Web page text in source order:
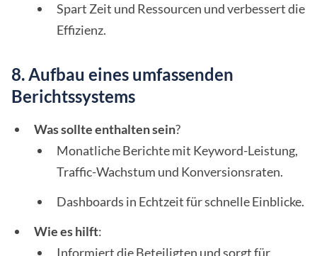
Spart Zeit und Ressourcen und verbessert die
Effizienz.
8. Aufbau eines umfassenden
Berichtssystems
Was sollte enthalten sein?
Monatliche Berichte mit Keyword-Leistung,
Traffic-Wachstum und Konversionsraten.
Dashboards in Echtzeit für schnelle Einblicke.
Wie es hilft:
Informiert die Beteiligten und sorgt für